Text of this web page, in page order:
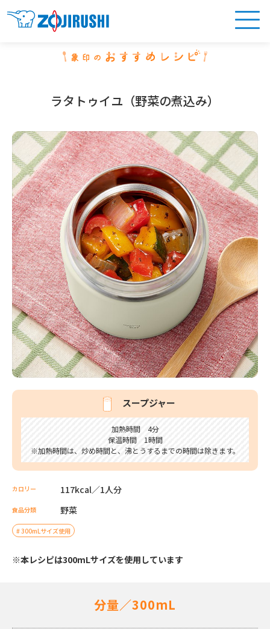
ラタトゥイユ（野菜の煮込み）
スープジャー
加熱時間 4分
保温時間 1時間
※加熱時間は、炒め時間と、沸とうするまでの時間は除きます。
カロリー 117kcal／1人分
食品分類 野菜
300mLサイズ使用
※本レシピは300mLサイズを使用しています
分量／300mL